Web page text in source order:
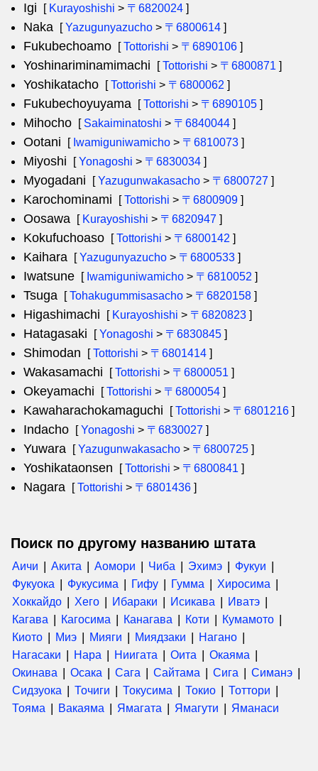
Igi [ Kurayoshishi > 〒6820024 ]
Naka [Yazugunyazucho > 〒6800614 ]
Fukubechoamo [Tottorishi > 〒6890106 ]
Yoshinariminamimachi [Tottorishi > 〒6800871 ]
Yoshikatacho [Tottorishi > 〒6800062 ]
Fukubechoyuyama [Tottorishi > 〒6890105 ]
Mihocho [ Sakaiminatoshi > 〒6840044 ]
Ootani [ Iwamiguniwamicho > 〒6810073 ]
Miyoshi [Yonagoshi > 〒6830034 ]
Myogadani [Yazugunwakasacho > 〒6800727 ]
Karochominami [Tottorishi > 〒6800909 ]
Oosawa [ Kurayoshishi > 〒6820947 ]
Kokufuchoaso [Tottorishi > 〒6800142 ]
Kaihara [Yazugunyazucho > 〒6800533 ]
Iwatsune [ Iwamiguniwamicho > 〒6810052 ]
Tsuga [Tohakugummisasacho > 〒6820158 ]
Higashimachi [ Kurayoshishi > 〒6820823 ]
Hatagasaki [Yonagoshi > 〒6830845 ]
Shimodan [Tottorishi > 〒6801414 ]
Wakasamachi [Tottorishi > 〒6800051 ]
Okeyamachi [Tottorishi > 〒6800054 ]
Kawaharachokamaguchi [Tottorishi > 〒6801216 ]
Indacho [Yonagoshi > 〒6830027 ]
Yuwara [Yazugunwakasacho > 〒6800725 ]
Yoshikataonsen [Tottorishi > 〒6800841 ]
Nagara [Tottorishi > 〒6801436 ]
Поиск по другому названию штата
Аичи Акита Аомори Чиба Эхимэ
Фукуи
Фукуока
Фукусима Гифу Гумма
Хиросима
Хоккайдо
Хего Ибараки Исикава
Иватэ
Кагава
Кагосима Канагава Коти
Кумамото
Киото
Миэ Мияги Миядзаки
Нагано
Нагасаки
Нара Ниигата Оита
Окаяма
Окинава
Осака Сага Сайтама Сига
Симанэ
Сидзуока
Точиги Токусима Токио
Тоттори
Тояма
Вакаяма Ямагата Ямагути Яманаси